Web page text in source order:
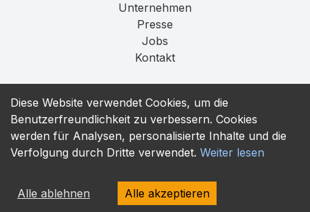
Diese Website verwendet Cookies, um die
Benutzerfreundlichkeit zu verbessern. Cookies
werden für Analysen, personalisierte Inhalte und die
Verfolgung durch Dritte verwendet. Weiter lesen
Alle ablehnen Alle akzeptieren
Unternehmen
Presse
Jobs
Kontakt
Datenschutz
T&C
contact@bevmaq.com